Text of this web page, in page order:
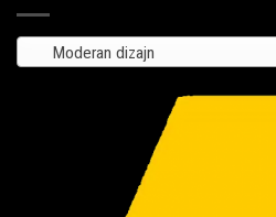
Moderan dizajn